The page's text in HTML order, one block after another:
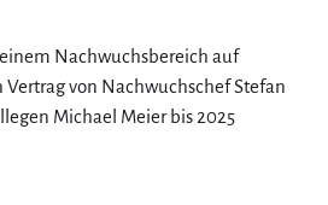
Nachwuchsbereich auf
von Nachwuchschef Stefan
Michael Meier bis 2025